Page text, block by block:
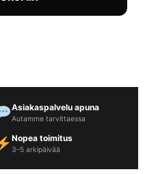
Asiakaspalvelu apuna
Autamme tarvittaessa
Nopea toimitus
3–5 arkipäivää